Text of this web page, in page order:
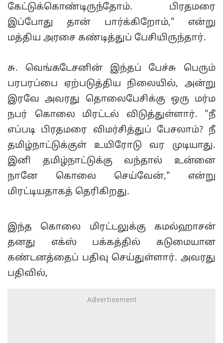
கேட்டுக்கொண்டிருந்தோம். பிரதமரை
இப்போது தான் பார்க்கிறோம்," என்று
மத்திய அரசை கண்டித்துப் பேசியிருந்தார்.
சு. வெங்கடேசனின் இந்தப் பேச்சு பெரும்
பரபரப்பை ஏற்படுத்திய நிலையில், அன்று
இரவே அவரது தொலைபேசிக்கு ஒரு மர்ம
நபர் கொலை மிரட்டல் விடுத்துள்ளார். "நீ
எப்படி பிரதமரை விமர்சித்துப் பேசலாம்? நீ
தமிழ்நாட்டுக்குள் உயிரோடு வர முடியாது.
இனி தமிழ்நாட்டுக்கு வந்தால் உன்னை
நானே கொலை செய்வேன்," என்று
மிரட்டியதாகத் தெரிகிறது.
இந்த கொலை மிரட்டலுக்கு கமல்ஹாசன்
தனது எக்ஸ் பக்கத்தில் கடுமையான
கண்டனத்தைப் பதிவு செய்துள்ளார். அவரது
பதிவில்,